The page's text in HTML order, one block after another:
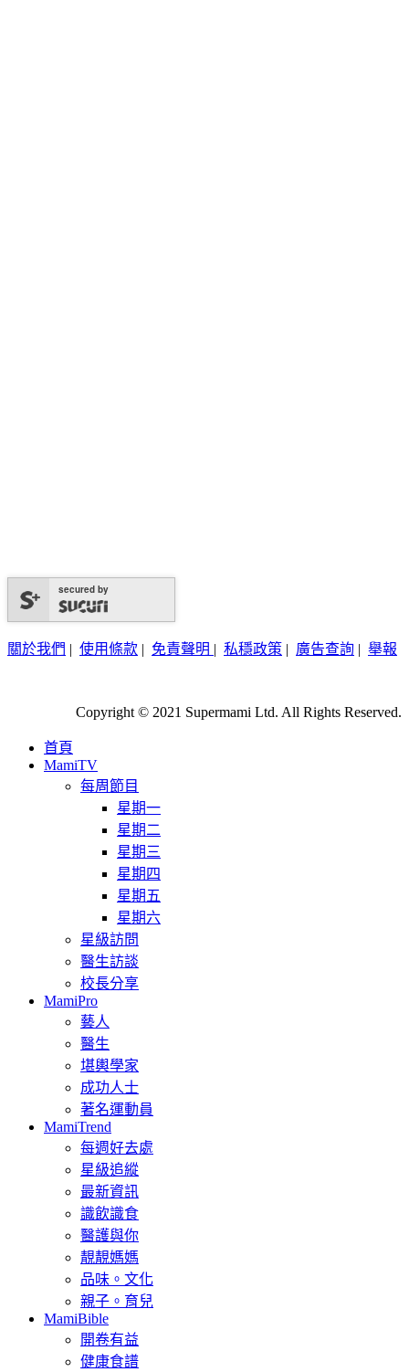
secured by
關於我們 | 使用條款 | 免責聲明 | 私穩政策 | 廣告查詢 | 舉報
Copyright © 2021 Supermami Ltd. All Rights Reserved.
首頁
MamiTV
每周節目
星期一
星期二
星期三
星期四
星期五
星期六
星級訪問
醫生訪談
校長分享
MamiPro
藝人
醫生
堪輿學家
成功人士
著名運動員
MamiTrend
每週好去處
星級追縱
最新資訊
識飲識食
醫護與你
靚靚媽媽
品味。文化
親子。育兒
MamiBible
開卷有益
健康食譜